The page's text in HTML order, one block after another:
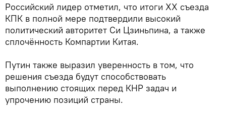
Российский лидер отметил, что итоги XX съезда
КПК в полной мере подтвердили высокий
политический авторитет Си Цзиньпина, а также
сплочённость Компартии Китая.
Путин также выразил уверенность в том, что
решения съезда будут способствовать
выполнению стоящих перед КНР задач и
упрочению позиций страны.